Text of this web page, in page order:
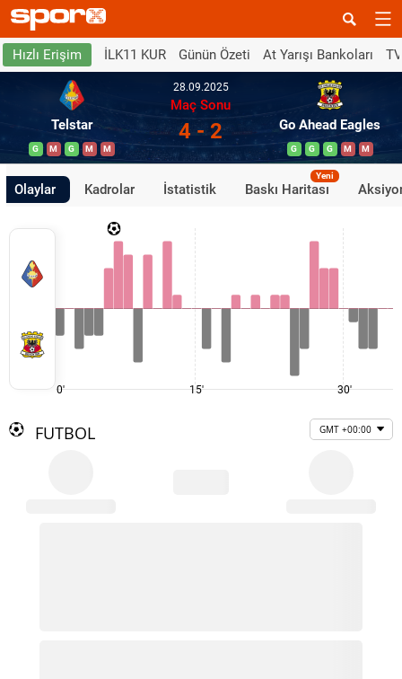
Hızlı Erişim İLK11 KUR Günün Özeti At Yarışı Bankoları
Telstar
G M G M M
28.09.2025
Maç Sonu
4 - 2 Go Ahead Eagles
G G G M M
Olaylar Kadrolar İstatistik Baskı Haritası
Yeni
0' 15' 30'
FUTBOL GMT +00:00